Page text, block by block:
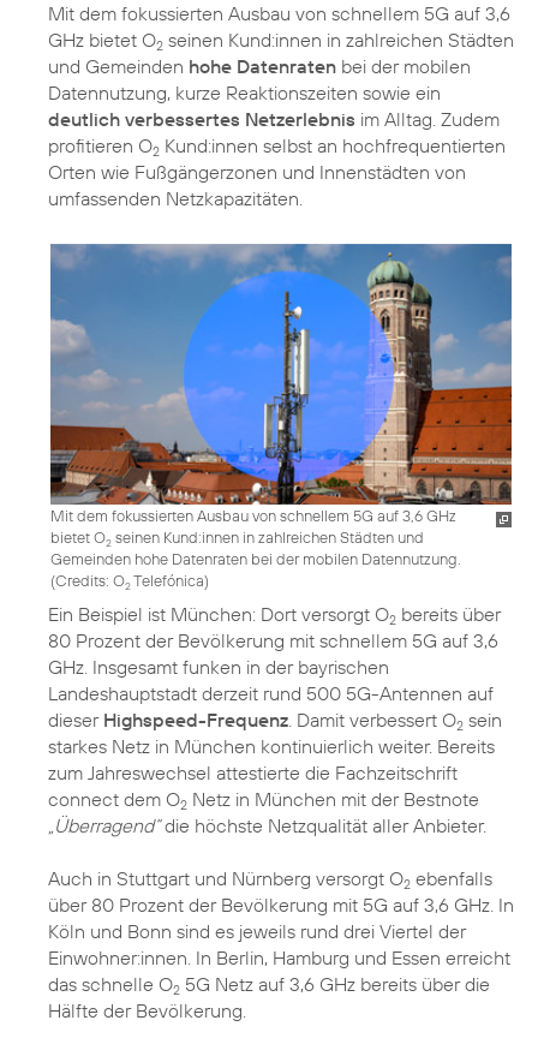
Mit dem fokussierten Ausbau von schnellem 5G auf 3,6
GHz bietet O2 seinen Kund:innen in zahlreichen Städten
und Gemeinden hohe Datenraten bei der mobilen
Datennutzung, kurze Reaktionszeiten sowie ein
deutlich verbessertes Netzerlebnis im Alltag. Zudem
profitieren O2 Kund:innen selbst an hochfrequentierten
Orten wie Fußgängerzonen und Innenstädten von
umfassenden Netzkapazitäten.
Mit dem fokussierten Ausbau von schnellem 5G auf 3,6 GHz
bietet O2 seinen Kund:innen in zahlreichen Städten und
Gemeinden hohe Datenraten bei der mobilen Datennutzung.
(Credits: O2Telefónica)
Ein Beispiel ist München: Dort versorgt O2 bereits über
80 Prozent der Bevölkerung mit schnellem 5G auf 3,6
GHz. Insgesamt funken in der bayrischen
Landeshauptstadt derzeit rund 500 5G-Antennen auf
dieser Highspeed-Frequenz . Damit verbessert O2 sein
starkes Netz in München kontinuierlich weiter. Bereits
zum Jahreswechsel attestierte die Fachzeitschrift
connect dem O2 Netz in München mit der Bestnote
„Überragend“die höchste Netzqualität aller Anbieter.
Auch in Stuttgart und Nürnberg versorgt O2 ebenfalls
über 80 Prozent der Bevölkerung mit 5G auf 3,6 GHz. In
Köln und Bonn sind es jeweils rund drei Viertel der
Einwohner:innen. In Berlin, Hamburg und Essen erreicht
das schnelle O2 5G Netz auf 3,6 GHz bereits über die
Hälfte der Bevölkerung.